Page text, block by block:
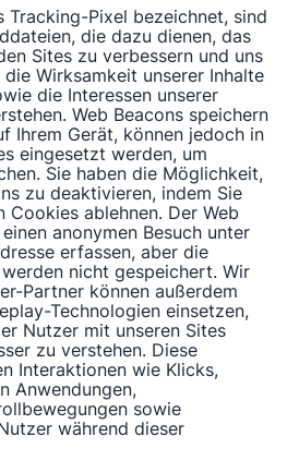
Tracking-Pixel bezeichnet, sind
die dazu dienen, das
Sites zu verbessern und uns
Wirksamkeit unserer Inhalte
die Interessen unserer
Web Beacons speichern
Ihrem Gerät, können jedoch in
eingesetzt werden, um
Sie haben die Möglichkeit,
zu deaktivieren, indem Sie
ablehnen. Der Web
anonymen Besuch unter
erfassen, aber die
nicht gespeichert. Wir
Partner können außerdem
Technologien einsetzen,
Nutzer mit unseren Sites
zu verstehen. Diese
Interaktionen wie Klicks,
Anwendungen,
sowie
während dieser